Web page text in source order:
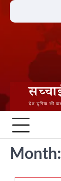
Skip
Month: